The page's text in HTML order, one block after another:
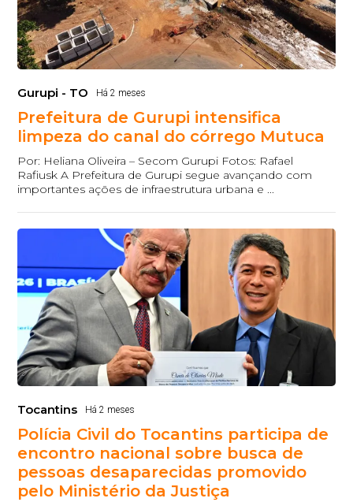
Gurupi - TO Há 2 meses
Prefeitura de Gurupi intensifica
limpeza do canal do córrego Mutuca
Por: Heliana Oliveira – Secom Gurupi Fotos: Rafael
Rafiusk A Prefeitura de Gurupi segue avançando com
importantes ações de infraestrutura urbana e ...
Tocantins Há 2 meses
Polícia Civil do Tocantins participa de
encontro nacional sobre busca de
pessoas desaparecidas promovido
pelo Ministério da Justiça